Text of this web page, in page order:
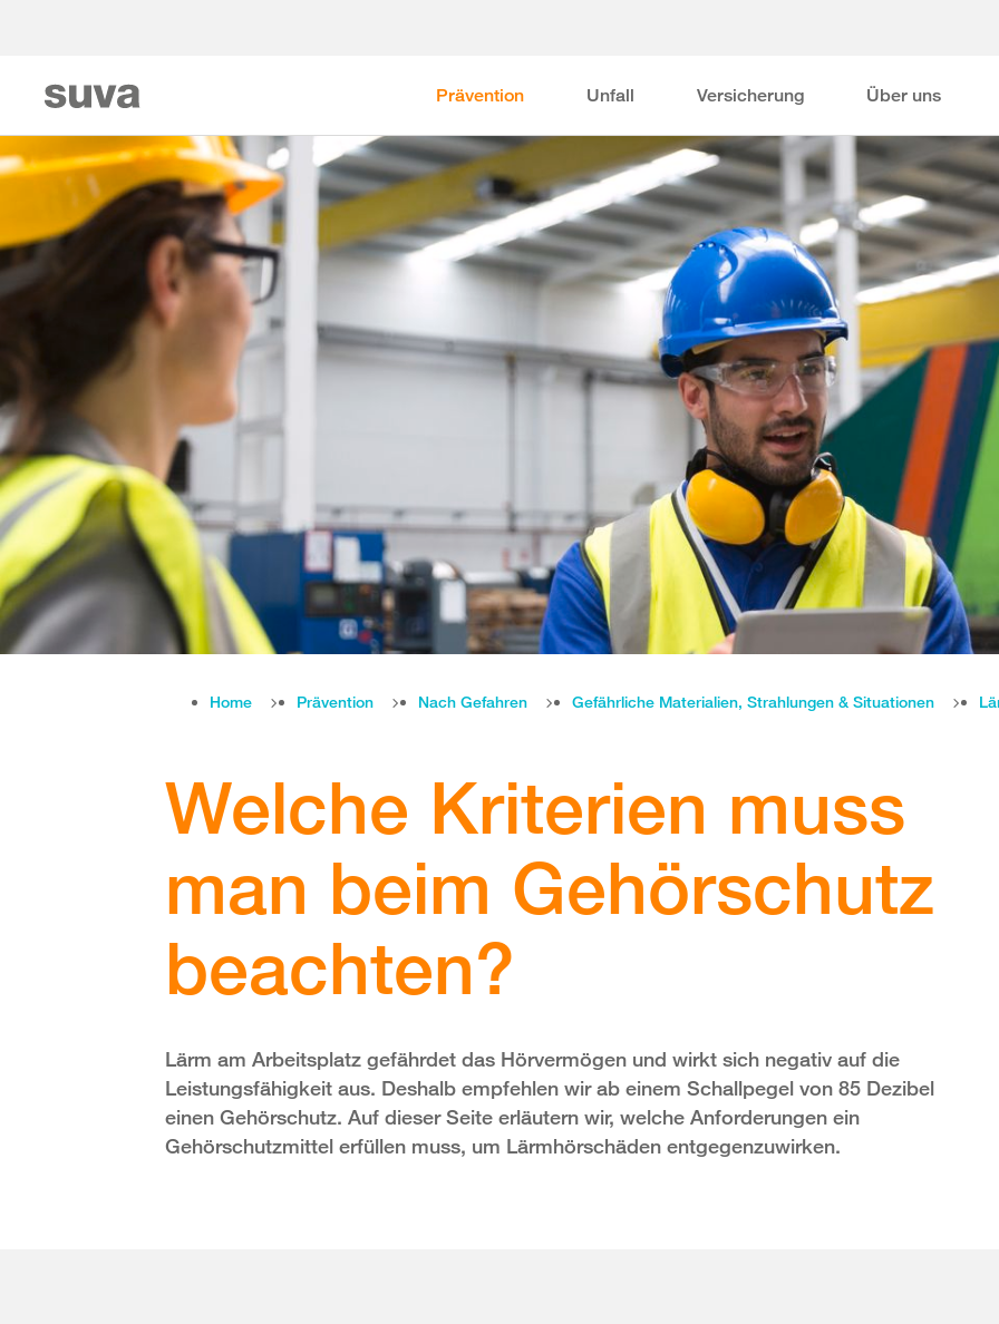
Prävention Unfall Versicherung Über uns
Home Prävention Nach Gefahren Gefährliche Materialien, Strahlungen & Situationen
Welche Kriterien muss
man beim Gehörschutz
beachten?
Lärm am Arbeitsplatz gefährdet das Hörvermögen und wirkt sich negativ auf die
Leistungsfähigkeit aus. Deshalb empfehlen wir ab einem Schallpegel von 85 Dezibel
einen Gehörschutz. Auf dieser Seite erläutern wir, welche Anforderungen ein
Gehörschutzmittel erfüllen muss, um Lärmhörschäden entgegenzuwirken.